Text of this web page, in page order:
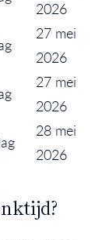
2026
27 mei
2026
27 mei
2026
28 mei
2026